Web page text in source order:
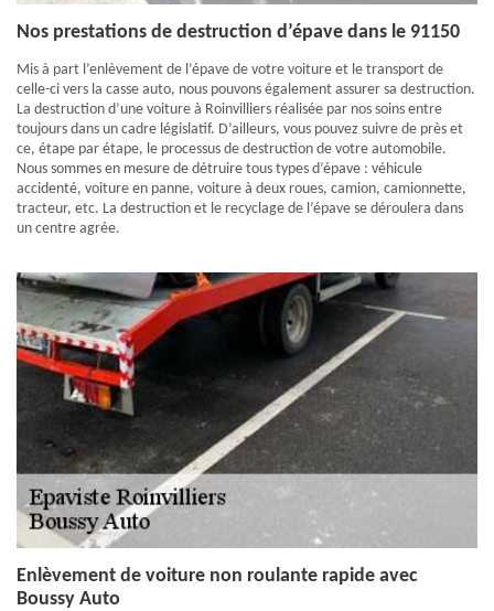
Nos prestations de destruction d’épave dans le 91150
Mis à part l’enlèvement de l’épave de votre voiture et le transport de
celle-ci vers la casse auto, nous pouvons également assurer sa destruction.
La destruction d’une voiture à Roinvilliers réalisée par nos soins entre
toujours dans un cadre législatif. D’ailleurs, vous pouvez suivre de près et
ce, étape par étape, le processus de destruction de votre automobile.
Nous sommes en mesure de détruire tous types d’épave : véhicule
accidenté, voiture en panne, voiture à deux roues, camion, camionnette,
tracteur, etc. La destruction et le recyclage de l’épave se déroulera dans
un centre agrée.
Enlèvement de voiture non roulante rapide avec
Boussy Auto